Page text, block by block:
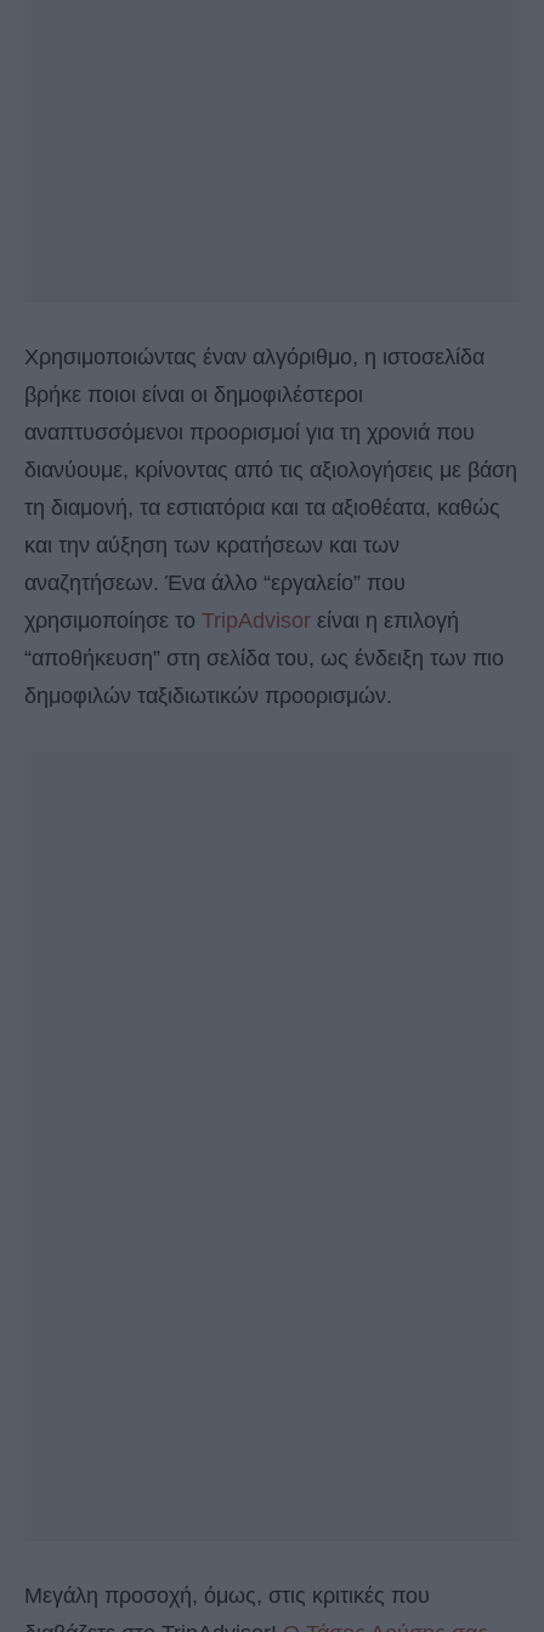
Χρησιμοποιώντας έναν αλγόριθμο, η ιστοσελίδα
βρήκε ποιοι είναι οι δημοφιλέστεροι
αναπτυσσόμενοι προορισμοί για τη χρονιά που
διανύουμε, κρίνοντας από τις αξιολογήσεις με βάση
τη διαμονή, τα εστιατόρια και τα αξιοθέατα, καθώς
και την αύξηση των κρατήσεων και των
αναζητήσεων. Ένα άλλο “εργαλείο” που
χρησιμοποίησε το TripAdvisor είναι η επιλογή
“αποθήκευση” στη σελίδα του, ως ένδειξη των πιο
δημοφιλών ταξιδιωτικών προορισμών.
Μεγάλη προσοχή, όμως, στις κριτικές που